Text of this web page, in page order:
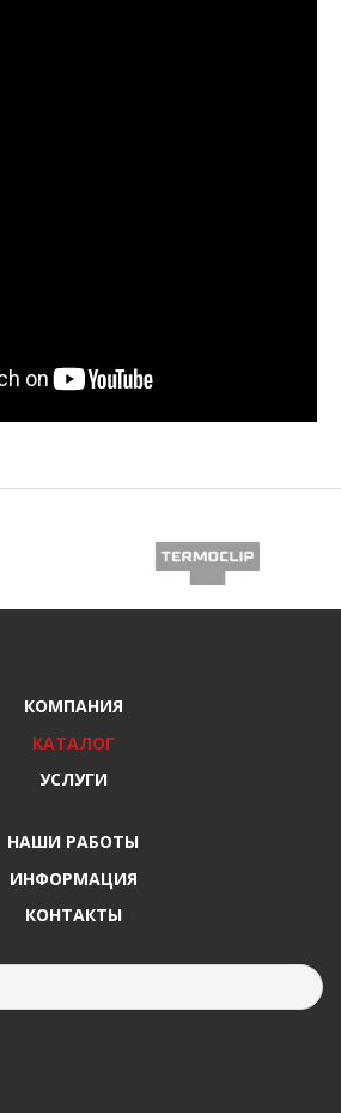
КОМПАНИЯ
КАТАЛОГ
УСЛУГИ
НАШИ РАБОТЫ
ИНФОРМАЦИЯ
КОНТАКТЫ